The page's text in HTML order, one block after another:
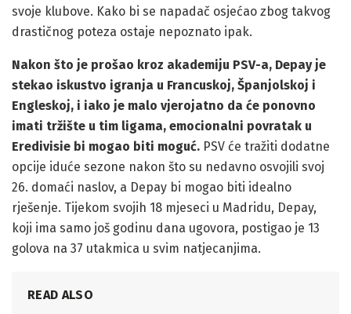
svoje klubove. Kako bi se napadač osjećao zbog takvog
drastičnog poteza ostaje nepoznato ipak.
Nakon što je prošao kroz akademiju PSV-a, Depay je
stekao iskustvo igranja u Francuskoj, Španjolskoj i
Engleskoj, i iako je malo vjerojatno da će ponovno
imati tržište u tim ligama, emocionalni povratak u
Eredivisie bi mogao biti moguć. PSV će tražiti dodatne
opcije iduće sezone nakon što su nedavno osvojili svoj
26. domaći naslov, a Depay bi mogao biti idealno
rješenje. Tijekom svojih 18 mjeseci u Madridu, Depay,
koji ima samo još godinu dana ugovora, postigao je 13
golova na 37 utakmica u svim natjecanjima.
READ ALSO